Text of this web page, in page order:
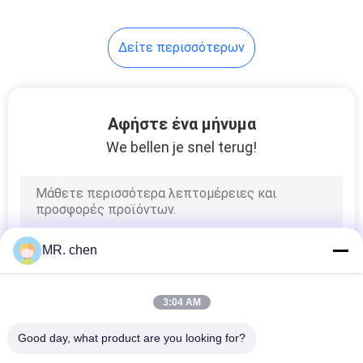
Πόρτες κρύας
Συμπιεστής κρύας
αποθήκευσης
Δείτε περισσότερων
Αφήστε ένα μήνυμα
We bellen je snel terug!
MR. chen
3:04 AM
Good day, what product are you looking for?